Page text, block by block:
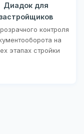
Диадок для
контроля
на
этапах стройки